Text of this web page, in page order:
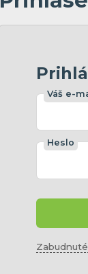
Váš e-
Heslo